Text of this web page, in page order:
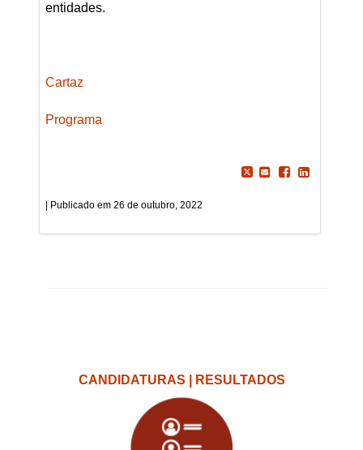
entidades.
Cartaz
Programa
26 de outubro, 2022
CANDIDATURAS | RESULTADOS